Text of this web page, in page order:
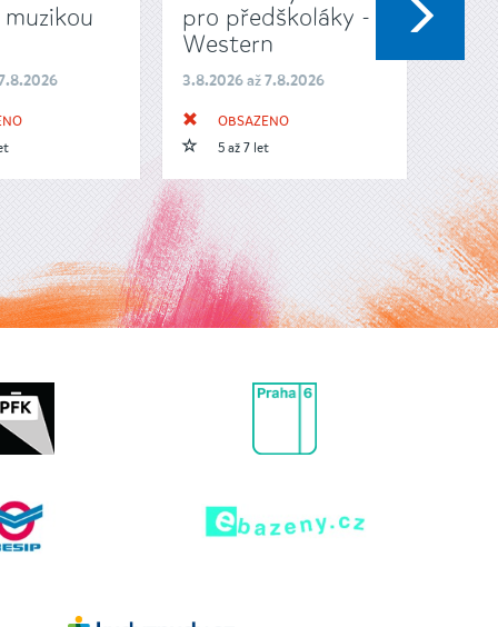
pro předškoláky -
Western
3.8.2026 až 7.8.2026
OBSAZENO
5 až 7 let